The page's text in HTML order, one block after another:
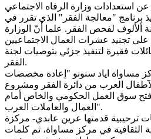
استعدادات وزارة الرفاه الاجتماعي
برنامج "معالجة الفقر" الذي تقرر في
ألألوف لفحص الفقر. علما أنّ الوزارة
تجنيد عشرات العمال الاجتماعيين
فقيرة لتنفيذ جزئي بتوصيات لجنة
الفقر.
مساواة اياد سنونو "إعادة مخصصات
العرب من دائرة الفقر ومشروع
سوق العمل الحكومي والخاص أمام
العمال والعاملات العرب".
ترحيبية قدمتها عرين عابدي- مركزة
الثقافية في مركز مساواة، ثم كلمات